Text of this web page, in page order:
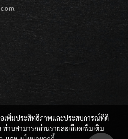
อเพิ่มประสิทธิภาพและประสบการณ์ที่ดี
ท่านสามารถอ่านรายละเอียดเพิ่มเติม